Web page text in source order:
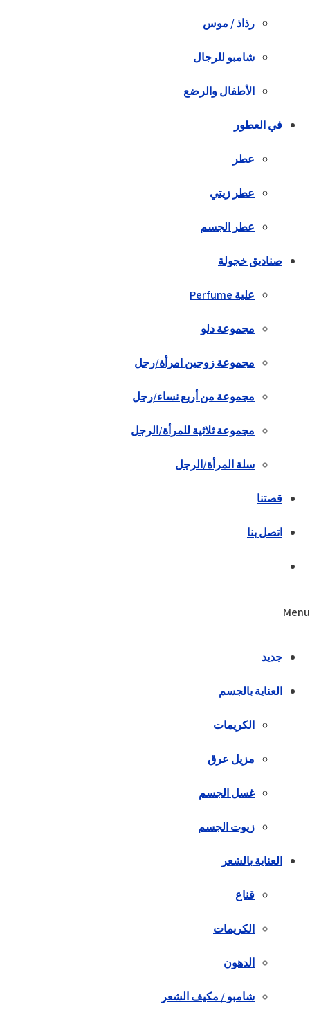
رذاذ / موس
شامبو للرجال
الأطفال والرضع
في العطور
عطر
عطر زيتي
عطر الجسم
صناديق خجولة
علية Perfume
مجموعة دلو
مجموعة زوجين امرأة/رجل
مجموعة من أربع نساء/رجل
مجموعة ثلاثية للمرأة/الرجل
سلة المرأة/الرجل
قصتنا
اتصل بنا
Menu
جديد
العناية بالجسم
الكريمات
مزيل عرق
غسل الجسم
زيوت الجسم
العناية بالشعر
قناع
الكريمات
الدهون
شامبو / مكيف الشعر